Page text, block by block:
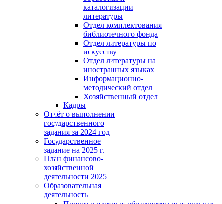
каталогизации
литературы
Отдел комплектования
библиотечного фонда
Отдел литературы по
искусству
Отдел литературы на
иностранных языках
Информационно-
методический отдел
Хозяйственный отдел
Кадры
Отчёт о выполнении
государственного
задания за 2024 год
Государственное
задание на 2025 г.
План финансово-
хозяйственной
деятельности 2025
Образовательная
деятельность